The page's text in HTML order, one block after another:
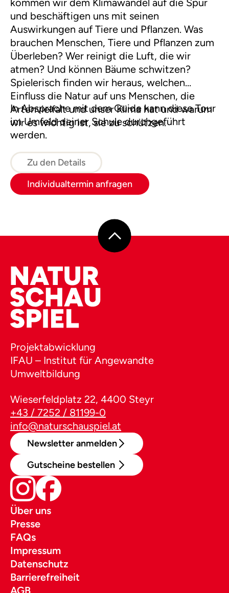
und beschäftigen uns mit seinen
Auswirkungen auf Tiere und Pflanzen. Was
brauchen Menschen, Tiere und Pflanzen zum
Überleben? Wer reinigt die Luft, die wir
atmen? Und können Bäume schwitzen?
Spielerisch finden wir heraus, welchen
Einfluss die Natur auf uns Menschen, die
Artenvielfalt und unser Klima hat und warum
wir es wichtig ist, sie zu schützen.
In Absprache mit dem Guide kann diese Tour
im Umfeld deiner Schule durchgeführt
werden.
Zu den Details
Individualtermin anfragen
Projektabwicklung
IFAU – Institut für Angewandte
Umweltbildung
Wieserfeldplatz 22, 4400 Steyr
+43 / 7252 / 81199-0
info@naturschauspiel.at
Newsletter anmelden
Gutscheine bestellen
Über uns
Presse
FAQs
Impressum
Datenschutz
Barrierefreiheit
AGB